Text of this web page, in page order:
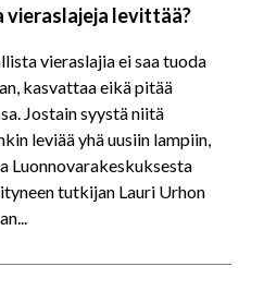
vieraslajeja levittää?
vieraslajia ei saa tuoda
kasvattaa eikä pitää
Jostain syystä niitä
leviää yhä uusiin lampiin,
Luonnovarakeskuksesta
tutkijan Lauri Urhon